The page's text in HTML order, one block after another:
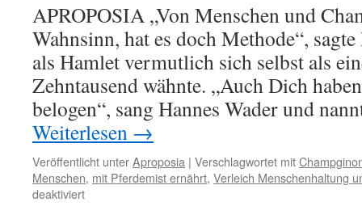
APROPOSIA „Von Menschen und
Wahnsinn, hat es doch Methode“,
als Hamlet vermutlich sich selbst als
Zehntausend wähnte. „Auch Dich
belogen“, sang Hannes Wader und
Weiterlesen →
Veröffentlicht unterAproposia | Verschlagwortet mit
Menschen, mit Pferdemist ernährt, Verleich Menschenhaltung
deaktiviertfür